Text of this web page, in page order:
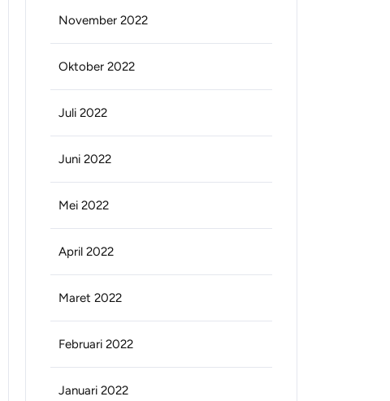
November 2022
Oktober 2022
Juli 2022
Juni 2022
Mei 2022
April 2022
Maret 2022
Februari 2022
Januari 2022